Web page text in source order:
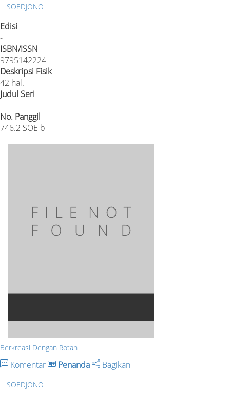
SOEDJONO
Edisi
-
ISBN/ISSN
9795142224
Deskripsi Fisik
42 hal.
Judul Seri
-
No. Panggil
746.2 SOE b
Berkreasi Dengan Rotan
Komentar Penanda Bagikan
SOEDJONO